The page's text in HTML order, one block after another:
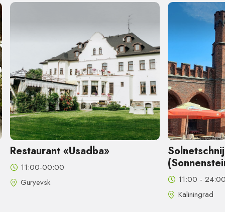
Restaurant «Usadba»
11:00-00:00
Guryevsk
11:00 -
Kaliningrad